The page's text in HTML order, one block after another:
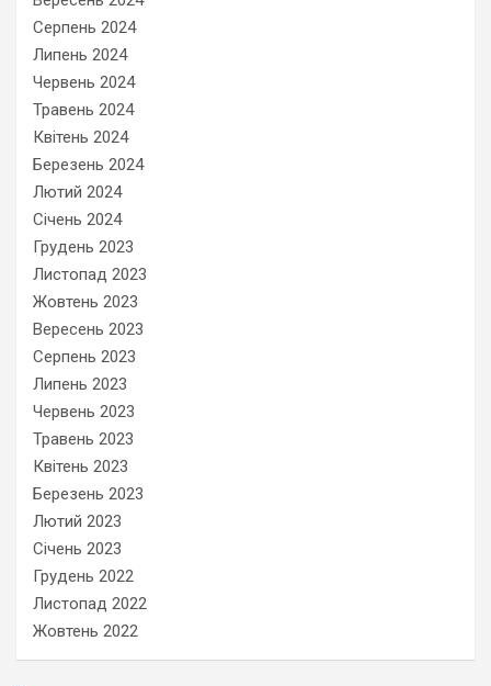
Серпень 2024
Липень 2024
Червень 2024
Травень 2024
Квітень 2024
Березень 2024
Лютий 2024
Січень 2024
Грудень 2023
Листопад 2023
Жовтень 2023
Вересень 2023
Серпень 2023
Липень 2023
Червень 2023
Травень 2023
Квітень 2023
Березень 2023
Лютий 2023
Січень 2023
Грудень 2022
Листопад 2022
Жовтень 2022